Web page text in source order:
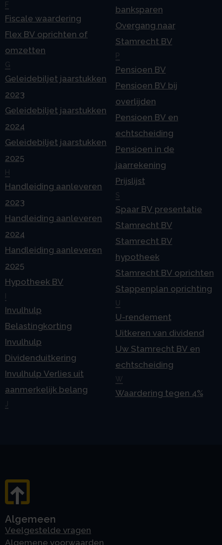
F
Fiscale waardering
Flex BV oprichten of
omzetten
G
Geleidebiljet jaarstukken
2023
Geleidebiljet jaarstukken
2024
Geleidebiljet jaarstukken
2025
H
Handleiding aanleveren
2023
Handleiding aanleveren
2024
Handleiding aanleveren
2025
Hypotheek BV
Invulhulp
Belastingkorting
Invulhulp
Dividenduitkering
Invulhulp Verlies uit
aanmerkelijk belang
J
banksparen
Overgang naar
Stamrecht BV
P
Pensioen BV
Pensioen BV bij
overlijden
Pensioen BV en
echtscheiding
Pensioen in de
jaarrekening
Prijslijst
S
Spaar BV presentatie
Stamrecht BV
Stamrecht BV
hypotheek
Stamrecht BV oprichten
Stappenplan oprichting
U
U-rendement
Uitkeren van dividend
Uw Stamrecht BV en
echtscheiding
W
Waardering tegen 4%
Algemeen
Veelgestelde vragen
Algemene voorwaarden